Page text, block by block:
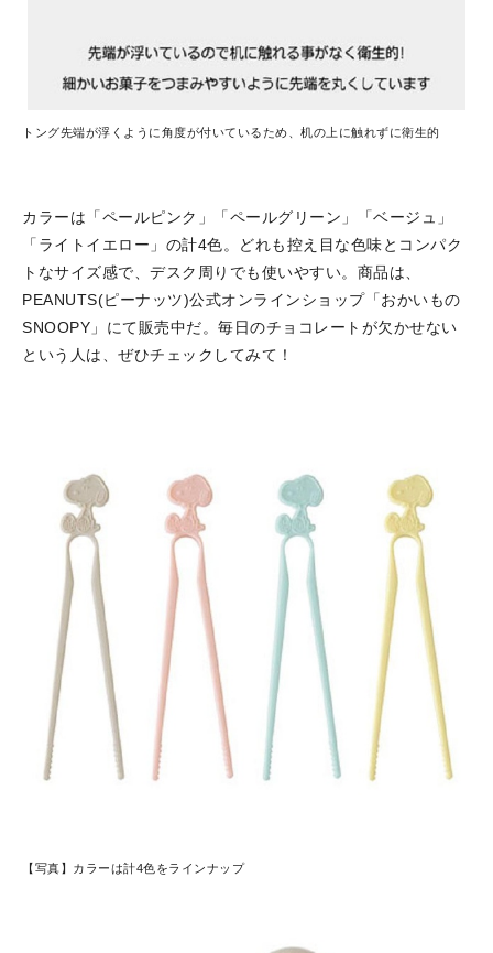
トング先端が浮くように角度が付いているため、机の上に触れずに衛生的
カラーは「ペールピンク」「ペールグリーン」「ベージュ」
「ライトイエロー」の計4色。どれも控え目な色味とコンパク
トなサイズ感で、デスク周りでも使いやすい。商品は、
PEANUTS(ピーナッツ)公式オンラインショップ「おかいもの
SNOOPY」にて販売中だ。毎日のチョコレートが欠かせない
という人は、ぜひチェックしてみて！
【写真】カラーは計4色をラインナップ